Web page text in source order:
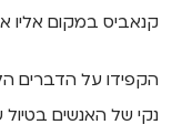
קנאביס במקום אליו
הקפידו על הדברים
נקי של האנשים